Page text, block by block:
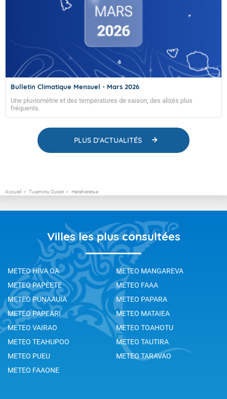
Bulletin Climatique Mensuel - Mars 2026
Une pluviométrie et des températures de saison, des alizés plus
fréquents.
PLUS D'ACTUALITÉS
Accueil Tuamotu Ouest Hereheretue
Villes les plus consultées
METEO HIVA OA
METEO MANGAREVA
METEO PAPEETE
METEO FAAA
METEO PUNAAUIA
METEO PAPARA
METEO PAPEARI
METEO MATAIEA
METEO VAIRAO
METEO TOAHOTU
METEO TEAHUPOO
METEO TAUTIRA
METEO PUEU
METEO TARAVAO
METEO FAAONE